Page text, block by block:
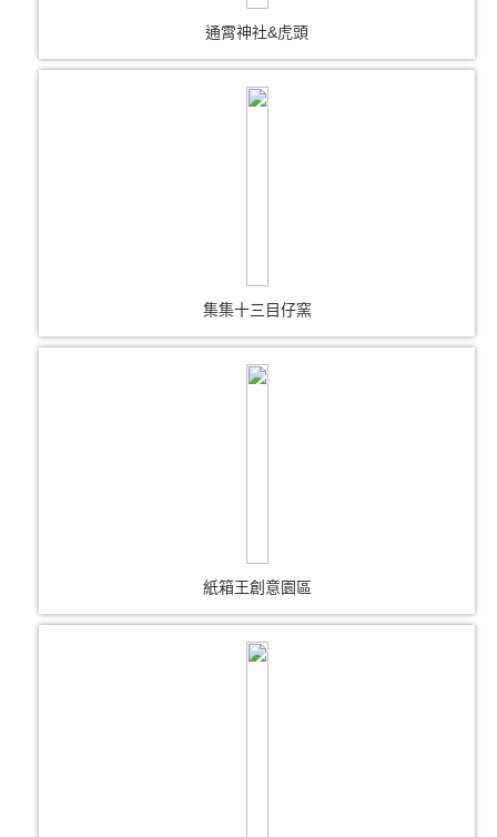
通霄神社&虎頭
集集十三目仔窯
紙箱王創意園區